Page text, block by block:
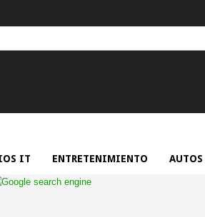
IT ENTRETENIMIENTO AUTOS